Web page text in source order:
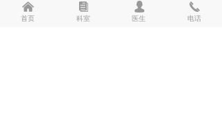
낀
首页
뀴
科室
넙
医生
끅
电话